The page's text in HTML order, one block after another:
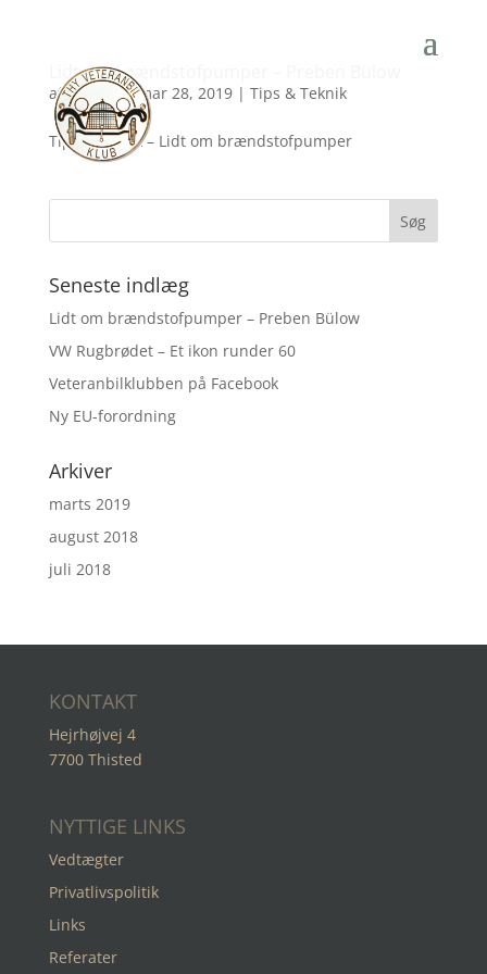
Lidt om brændstofpumper – Preben Bülow
afLisbeth|mar 28, 2019| Tips & Teknik
Tips & teknik – Lidt om brændstofpumper
Seneste indlæg
Lidt om brændstofpumper – Preben Bülow
VW Rugbrødet – Et ikon runder 60
Veteranbilklubben på Facebook
Ny EU-forordning
Arkiver
marts 2019
august 2018
juli 2018
KONTAKT
Hejrhøjvej 4
7700 Thisted
NYTTIGE LINKS
Vedtægter
Privatlivspolitik
Links
Referater